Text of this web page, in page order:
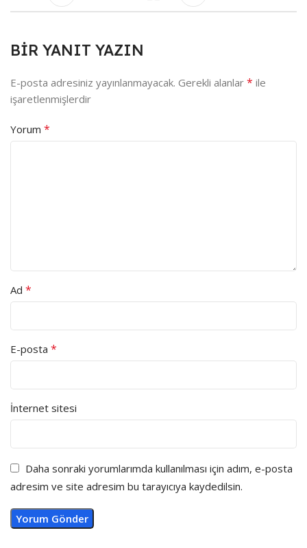
BIR YANIT YAZIN
E-posta adresiniz yayınlanmayacak. Gerekli alanlar * ile
işaretlenmişlerdir
Yorum *
Ad *
E-posta *
İnternet sitesi
Daha sonraki yorumlarımda kullanılması için adım, e-posta
adresim ve site adresim bu tarayıcıya kaydedilsin.